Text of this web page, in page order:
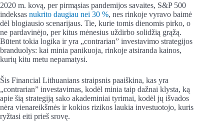
2020 m. kovą, per pirmąsias pandemijos savaites, S&P 500
indeksas nukrito daugiau nei 30 %, nes rinkoje vyravo baimė
dėl blogiausio scenarijaus. Tie, kurie tomis dienomis pirko, o
ne pardavinėjo, per kitus mėnesius uždirbo solidžią grąžą.
Būtent tokia logika ir yra „contrarian” investavimo strategijos
branduolys: kai minia panikuoja, rinkoje atsiranda kainos,
kurių kitu metu nepamatysi.
Šis Financial Lithuanians straipsnis paaiškina, kas yra
„contrarian” investavimas, kodėl minia taip dažnai klysta, ką
apie šią strategiją sako akademiniai tyrimai, kodėl jų išvados
nėra vienareikšmės ir kokios rizikos laukia investuotojo, kuris
ryžtasi eiti prieš srovę.